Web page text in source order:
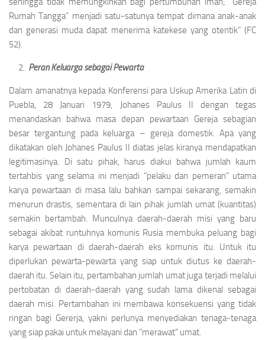
Rumah Tangga” menjadi satu-satunya tempat dimana anak-anak
dan generasi muda dapat menerima katekese yang otentik” (FC
52).
Peran Keluarga sebagai Pewarta
Dalam amanatnya kepada Konferensi para Uskup Amerika Latin di
Puebla, 28 Januari 1979, Johanes Paulus II dengan tegas
menandaskan bahwa masa depan pewartaan Gereja sebagian
besar tergantung pada keluarga – gereja domestik. Apa yang
dikatakan oleh Johanes Paulus II diatas jelas kiranya mendapatkan
legitimasinya. Di satu pihak, harus diakui bahwa jumlah kaum
tertahbis yang selama ini menjadi ”pelaku dan pemeran” utama
karya pewartaan di masa lalu bahkan sampai sekarang, semakin
menurun drastis, sementara di lain pihak jumlah umat (kuantitas)
semakin bertambah. Munculnya daerah-daerah misi yang baru
sebagai akibat runtuhnya komunis Rusia membuka peluang bagi
karya pewartaan di daerah-daerah eks komunis itu. Untuk itu
diperlukan pewarta-pewarta yang siap untuk diutus ke daerah-
daerah itu. Selain itu, pertambahan jumlah umat juga terjadi melalui
pertobatan di daerah-daerah yang sudah lama dikenal sebagai
daerah misi. Pertambahan ini membawa konsekuensi yang tidak
ringan bagi Gererja, yakni perlunya menyediakan tenaga-tenaga
yang siap pakai untuk melayani dan ”merawat” umat.